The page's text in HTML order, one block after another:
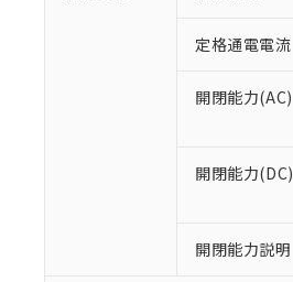
定格通電電流
開閉能力(AC)
開閉能力(DC)
開閉能力説明